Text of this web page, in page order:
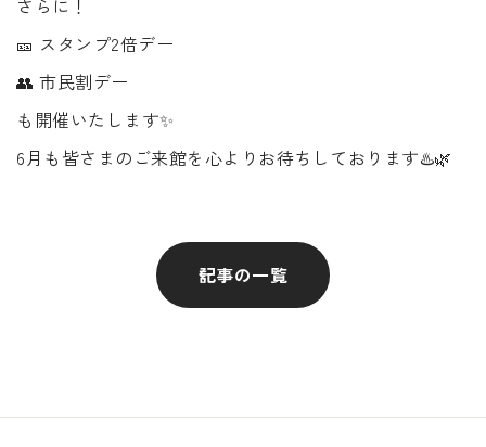
さらに！
🎫 スタンプ2倍デー
👥 市民割デー
も開催いたします✨
6月も皆さまのご来館を心よりお待ちしております♨️🌿
記事の一覧